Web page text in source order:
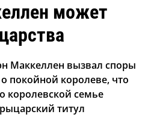
может
Маккеллен вызвал споры
покойной королеве, что
королевской семье
титул